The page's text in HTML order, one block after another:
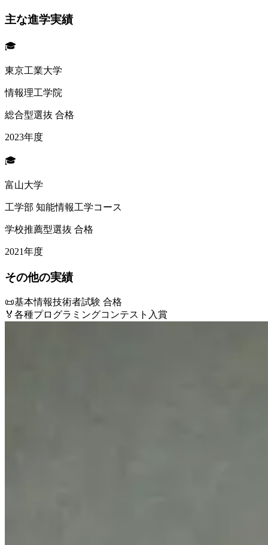
主な進学実績
🎓
東京工業大学
情報理工学院
総合型選抜 合格
2023年度
🎓
富山大学
工学部 知能情報工学コース
学校推薦型選抜 合格
2021年度
その他の実績
📜基本情報技術者試験 合格
🏅 各種プログラミングコンテスト入賞